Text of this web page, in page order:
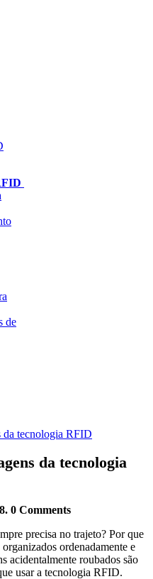
de
da tecnologia RFID
da tecnologia
. 0 Comments
precisa no trajeto? Por que
ordenadamente e
acidentalmente roubados são
usar a tecnologia RFID.